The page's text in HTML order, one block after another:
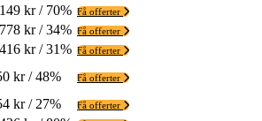
kr / 70% Få offerter
kr / 34% Få offerter
kr / 31% Få offerter
kr / 48% Få offerter
kr / 27% Få offerter